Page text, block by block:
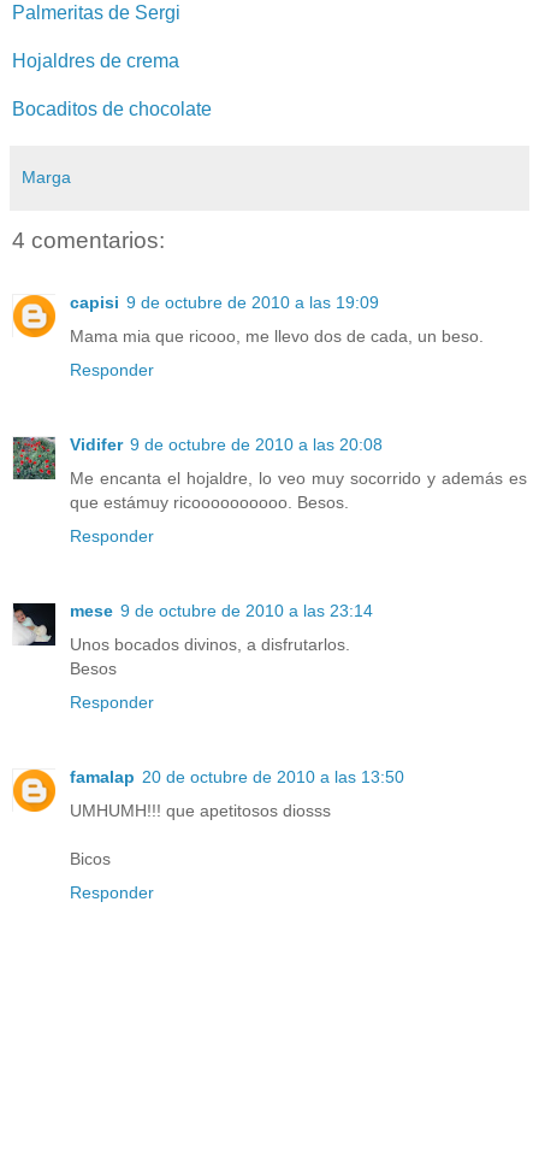
Palmeritas de Sergi
Hojaldres de crema
Bocaditos de chocolate
Marga
4 comentarios:
capisi 9 de octubre de 2010 a las 19:09
Mama mia que ricooo, me llevo dos de cada, un beso.
Responder
Vidifer 9 de octubre de 2010 a las 20:08
Me encanta el hojaldre, lo veo muy socorrido y además es
que estámuy ricoooooooooo. Besos.
Responder
mese 9 de octubre de 2010 a las 23:14
Unos bocados divinos, a disfrutarlos.
Besos
Responder
famalap 20 de octubre de 2010 a las 13:50
UMHUMH!!! que apetitosos diosss
Bicos
Responder